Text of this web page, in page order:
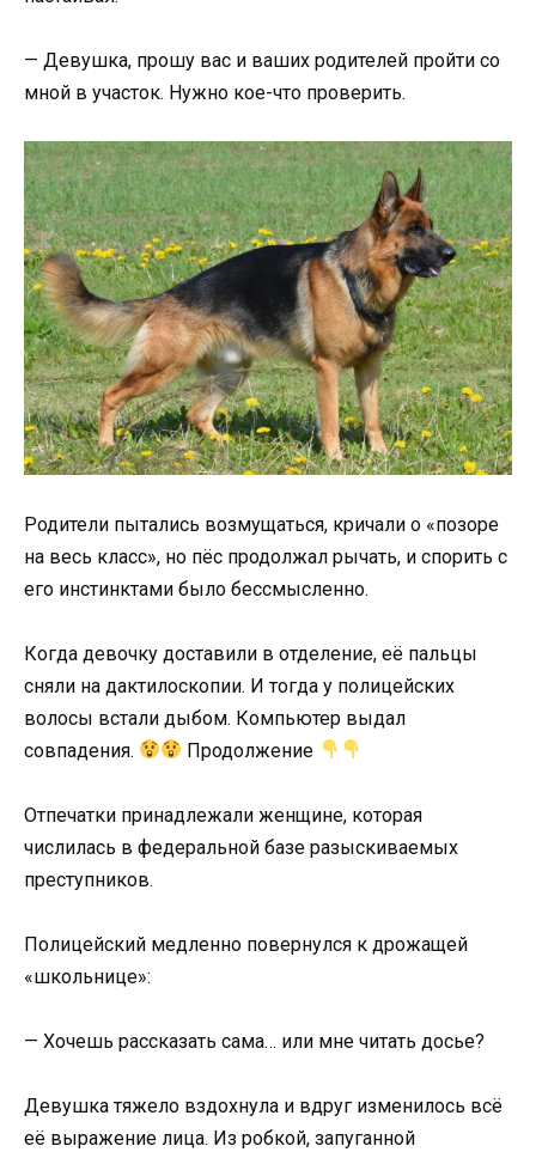
— Девушка, прошу вас и ваших родителей пройти со
мной в участок. Нужно кое-что проверить.
Родители пытались возмущаться, кричали о «позоре
на весь класс», но пёс продолжал рычать, и спорить с
его инстинктами было бессмысленно.
Когда девочку доставили в отделение, её пальцы
сняли на дактилоскопии. И тогда у полицейских
волосы встали дыбом. Компьютер выдал
совпадения.
Продолжение
Отпечатки принадлежали женщине, которая
числилась в федеральной базе разыскиваемых
преступников.
Полицейский медленно повернулся к дрожащей
«школьнице»:
— Хочешь рассказать сама… или мне читать досье?
Девушка тяжело вздохнула и вдруг изменилось всё
её выражение лица. Из робкой, запуганной